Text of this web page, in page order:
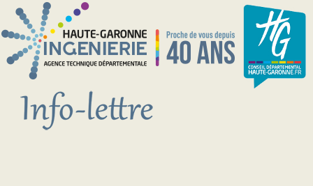
Aller au contenu principal